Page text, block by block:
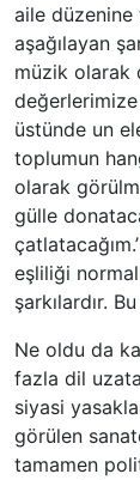
aile düzenine
aşağılayan
müzik olarak
değerlerimize
üstünde un
toplumun
olarak
gülle
eşliliği
şarkılardır.
Ne oldu da
fazla dil
siyasi
görülen
tamamen